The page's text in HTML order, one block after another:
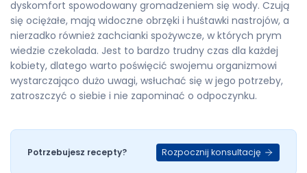
dyskomfort spowodowany gromadzeniem się wody. Czują
się ociężałe, mają widoczne obrzęki i huśtawki nastrojów, a
nierzadko również zachcianki spożywcze, w których prym
wiedzie czekolada. Jest to bardzo trudny czas dla każdej
kobiety, dlatego warto poświęcić swojemu organizmowi
wystarczająco dużo uwagi, wsłuchać się w jego potrzeby,
zatroszczyć o siebie i nie zapominać o odpoczynku.
Potrzebujesz recepty? Rozpocznij konsultację